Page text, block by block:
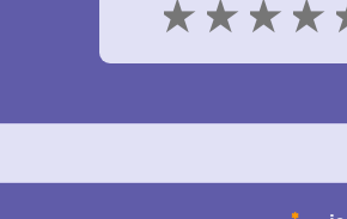
4 3 2 1